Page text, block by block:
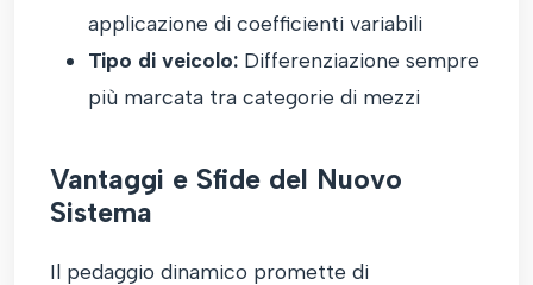
applicazione di coefficienti variabili
Tipo di veicolo: Differenziazione sempre
più marcata tra categorie di mezzi
Vantaggi e Sfide del Nuovo
Sistema
Il pedaggio dinamico promette di